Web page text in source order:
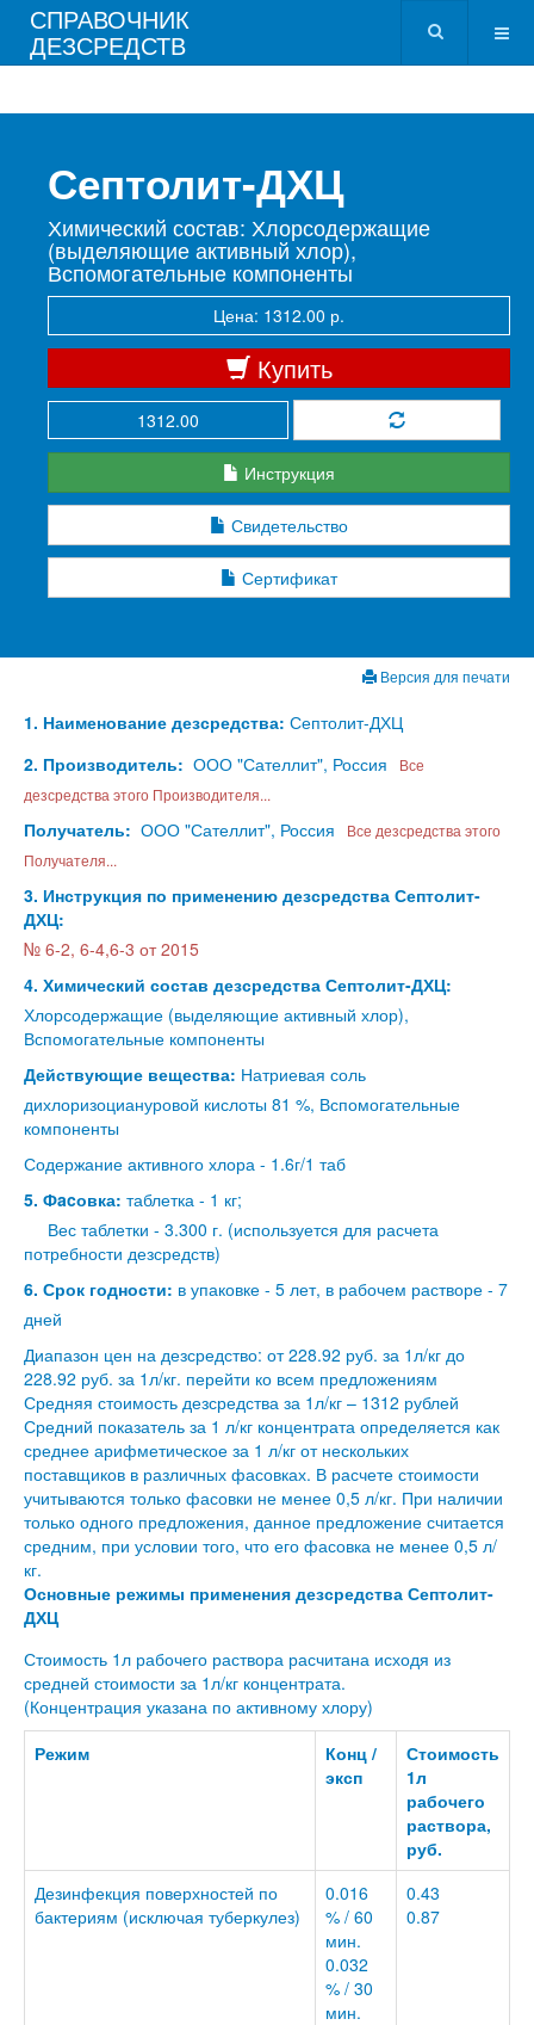
СПРАВОЧНИК
ДЕЗСРЕДСТВ
Септолит-ДХЦ
Химический состав: Хлорсодержащие
(выделяющие активный хлор),
Вспомогательные компоненты
Цена: 1312.00 р.
Купить
Инструкция
Свидетельство
Сертификат
Версия для печати
1. Наименование дезсредства: Септолит-ДХЦ
2. Производитель: ООО "Сателлит", Россия
Все
дезсредства этого Производителя...
Получатель: ООО "Сателлит", Россия
Все дезсредства этого
Получателя...
3. Инструкция по применению дезсредства Септолит-
ДХЦ:
№ 6-2, 6-4,6-3 от 2015
4. Химический состав дезсредства Септолит-ДХЦ:
Хлорсодержащие (выделяющие активный хлор),
Вспомогательные компоненты
Действующие вещества: Натриевая соль
дихлоризоциануровой кислоты 81 %, Вспомогательные
компоненты
Содержание активного хлора - 1.6г/1 таб
5. Фacовка: таблетка - 1 кг;
Вес таблетки - 3.300 г. (используется для расчета
потребности дезсредств)
6. Срок годности: в упаковке - 5 лет, в рабочем растворе - 7
дней
Диапазон цен на дезсредство: от 228.92 руб. за 1л/кг до
228.92 руб. за 1л/кг. перейти ко всем предложениям
Средняя стоимость дезсредства за 1л/кг – 1312 рублей
Средний показатель за 1 л/кг концентрата определяется как
среднее арифметическое за 1 л/кг от нескольких
поставщиков в различных фасовках. В расчете стоимости
учитываются только фасовки не менее 0,5 л/кг. При наличии
только одного предложения, данное предложение считается
средним, при условии того, что его фасовка не менее 0,5 л/
кг.
Основные режимы применения дезсредства Септолит-
ДХЦ
Стоимость 1л рабочего раствора расчитана исходя из
средней стоимости за 1л/кг концентрата.
(Концентрация указана по активному хлору)
Режим
Конц /
эксп
Стоимость
1л
рабочего
раствора,
руб.
Дезинфекция поверхностей по
бактериям (исключая туберкулез)
0.016
% / 60
мин.
0.032
% / 30
мин.
0.43
0.87